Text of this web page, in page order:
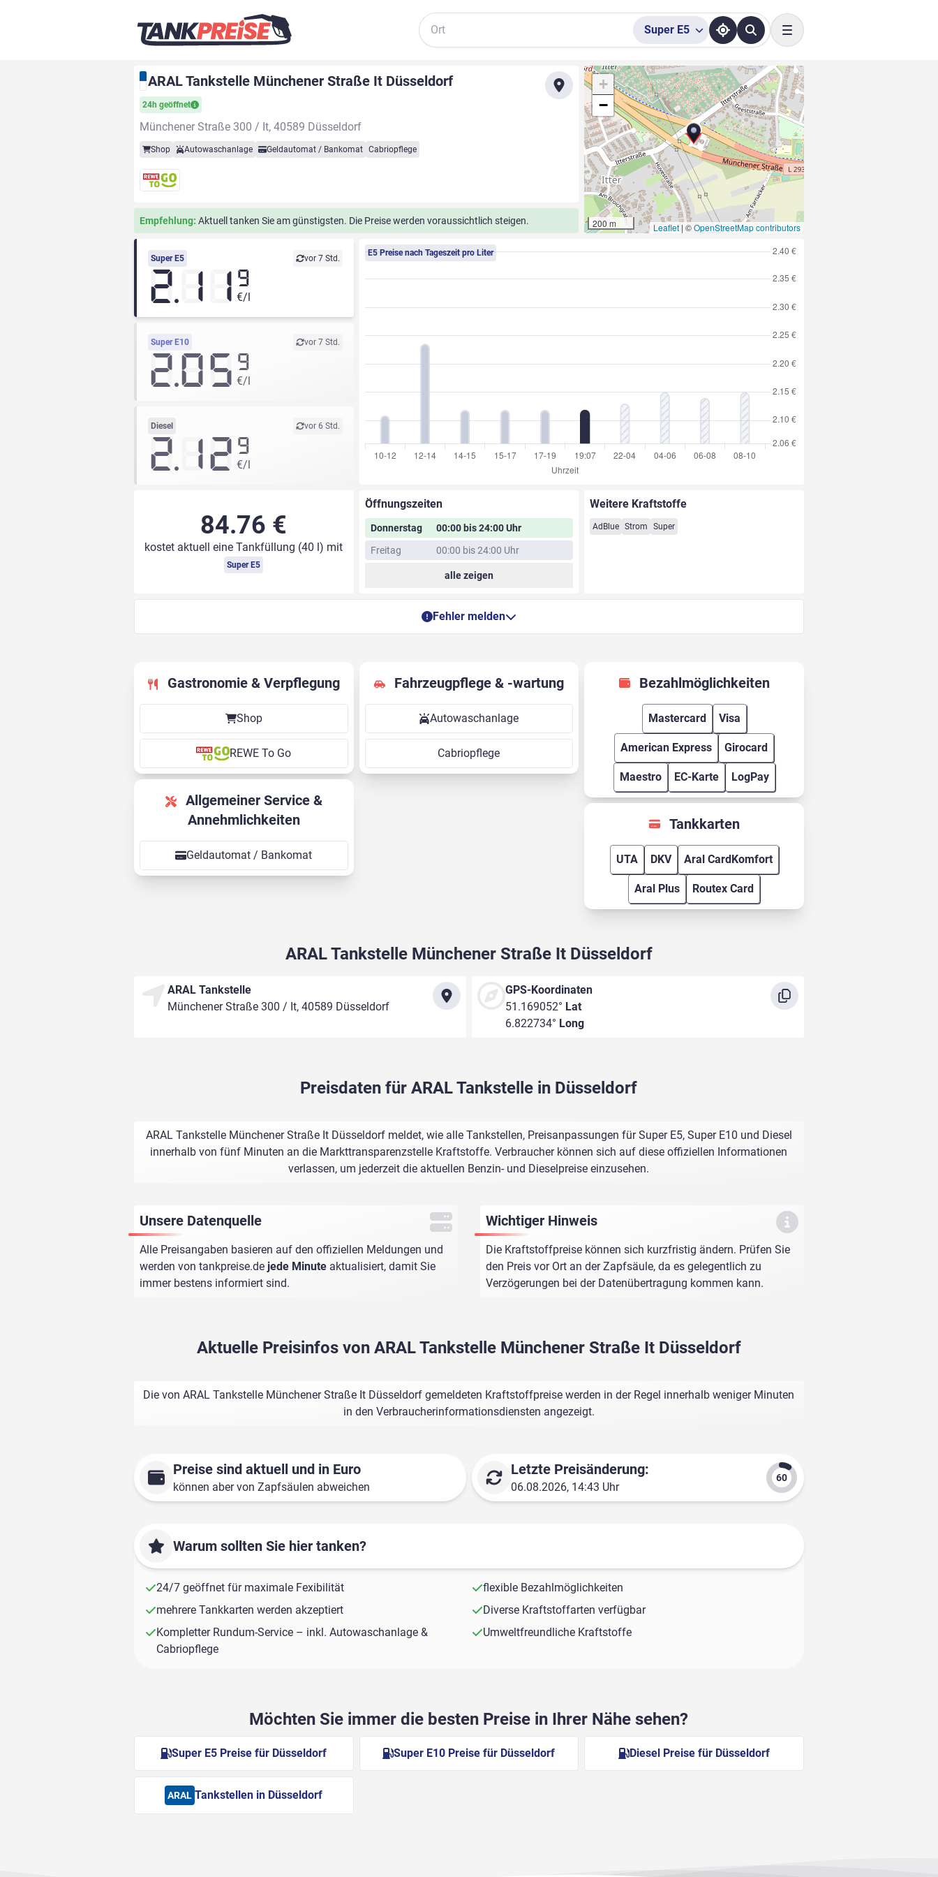
Suche
Super E5
Toggle navigation
ARAL Tankstelle Münchener Straße It Düsseldorf
24h geöffnet
Münchener Straße 300 / It, 40589 Düsseldorf
Shop Autowaschanlage Geldautomat / Bankomat Cabriopflege
Empfehlung: Aktuell tanken Sie am günstigsten. Die Preise werden voraussichtlich steigen.
+
−
200 m Leaflet | ©OpenStreetMap contributors
Super E5 vor 7 Std.
2.11 9
€/l
Super E10 vor 7 Std.
2.05 9
€/l
Diesel vor 6 Std.
2.12 9
€/l
E5 Preise nach Tageszeit pro Liter
84.76 €
kostet aktuell eine Tankfüllung (40 l) mit
Super E5
Öffnungszeiten
Donnerstag
00:00 bis 24:00 Uhr
Freitag
00:00 bis 24:00 Uhr
alle zeigen
Weitere Kraftstoffe
AdBlue Strom Super
Fehler melden
Gastronomie & Verpflegung
Shop
REWE To Go
Annehmlichkeiten
Geldautomat / Bankomat
Fahrzeugpflege & -wartung
Autowaschanlage
Cabriopflege
Bezahlmöglichkeiten
Mastercard Visa
American Express Girocard
Maestro EC-Karte LogPay
Tankkarten
UTA DKV Aral CardKomfort
Aral Plus Routex Card
ARAL Tankstelle Münchener Straße It Düsseldorf
ARAL Tankstelle
Münchener Straße 300 / It, 40589 Düsseldorf
GPS-Koordinaten
51.169052° Lat
6.822734° Long
Preisdaten für ARAL Tankstelle in Düsseldorf
ARAL Tankstelle Münchener Straße It Düsseldorf meldet, wie alle Tankstellen, Preisanpassungen für Super E5, Super E10 und Diesel
innerhalb von fünf Minuten an die Markttransparenzstelle Kraftstoffe. Verbraucher können sich auf diese offiziellen Informationen
verlassen, um jederzeit die aktuellen Benzin- und Dieselpreise einzusehen.
Unsere Datenquelle
Alle Preisangaben basieren auf den offiziellen Meldungen und
werden von tankpreise.de jede Minute aktualisiert, damit Sie
immer bestens informiert sind.
Wichtiger Hinweis
Die Kraftstoffpreise können sich kurzfristig ändern. Prüfen Sie
den Preis vor Ort an der Zapfsäule, da es gelegentlich zu
Verzögerungen bei der Datenübertragung kommen kann.
Aktuelle Preisinfos von ARAL Tankstelle Münchener Straße It Düsseldorf
Die von ARAL Tankstelle Münchener Straße It Düsseldorf gemeldeten Kraftstoffpreise werden in der Regel innerhalb weniger Minuten
in den Verbraucherinformationsdiensten angezeigt.
Preise sind aktuell und in Euro
können aber von Zapfsäulen abweichen
Letzte Preisänderung:
06.08.2026, 14:43 Uhr
Warum sollten Sie hier tanken?
24/7 geöffnet für maximale Fexibilität
flexible Bezahlmöglichkeiten
mehrere Tankkarten werden akzeptiert
Diverse Kraftstoffarten verfügbar
Kompletter Rundum-Service – inkl. Autowaschanlage &
Cabriopflege
Umweltfreundliche Kraftstoffe
Möchten Sie immer die besten Preise in Ihrer Nähe sehen?
Super E5 Preise für Düsseldorf Super E10 Preise für Düsseldorf Diesel Preise für Düsseldorf
ARAL Tankstellen in Düsseldorf